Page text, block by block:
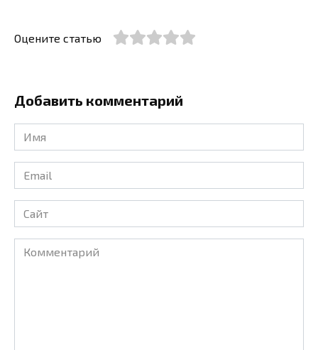
Оцените статью
Добавить комментарий
Имя
*
Email
*
Сайт
Комментарий